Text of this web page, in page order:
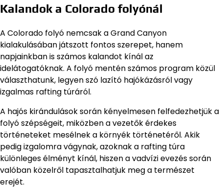
Kalandok a Colorado folyónál
A Colorado folyó nemcsak a Grand Canyon
kialakulásában játszott fontos szerepet, hanem
napjainkban is számos kalandot kínál az
idelátogatóknak. A folyó mentén számos program közül
választhatunk, legyen szó lazító hajókázásról vagy
izgalmas rafting túráról.
A hajós kirándulások során kényelmesen felfedezhetjük a
folyó szépségeit, miközben a vezetők érdekes
történeteket mesélnek a környék történetéről. Akik
pedig izgalomra vágynak, azoknak a rafting túra
különleges élményt kínál, hiszen a vadvízi evezés során
valóban közelről tapasztalhatjuk meg a természet
erejét.